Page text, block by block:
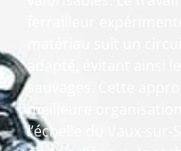
adapté, évitant ainsi
sauvages. Cette
meilleure
l’échelle du Vaux-sur-